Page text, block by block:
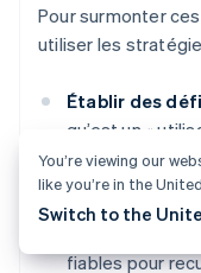
Pour surmonter
utiliser les
Établir des
qu’est un «
définition de
Mettre en
fiables pour
You’re viewing our
like you’re in the
Switch to the